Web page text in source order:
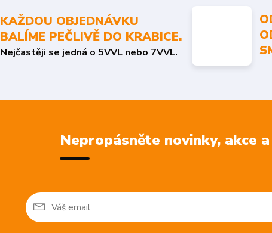
KAŽDOU OBJEDNÁVKU
BALÍME PEČLIVĚ DO KRABICE.
Nejčastěji se jedná o 5VVL nebo 7VVL.
Nepropásněte novinky, akce